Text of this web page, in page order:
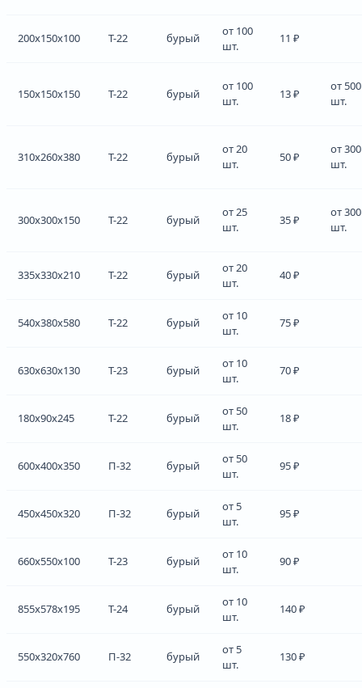
200x150x100 Т-22 бурый
от 100
шт.
11 ₽
150x150x150 Т-22 бурый
от 100
шт.
13 ₽
от 500
шт.
310x260x380 Т-22 бурый
от 20
шт.
50 ₽
от 300
шт.
300x300x150 Т-22 бурый
от 25
шт.
35 ₽
от 300
шт.
335x330x210 Т-22 бурый
от 20
шт.
40 ₽
540x380x580 Т-22 бурый
от 10
шт.
75 ₽
630x630x130 Т-23 бурый
от 10
шт.
70 ₽
180x90x245 Т-22 бурый
от 50
шт.
18 ₽
600x400x350 П-32 бурый
от 50
шт.
95 ₽
450x450x320 П-32 бурый
от 5
шт.
95 ₽
660x550x100 Т-23 бурый
от 10
шт.
90 ₽
855x578x195 Т-24 бурый
от 10
шт.
140 ₽
550x320x760 П-32 бурый
от 5
шт.
130 ₽